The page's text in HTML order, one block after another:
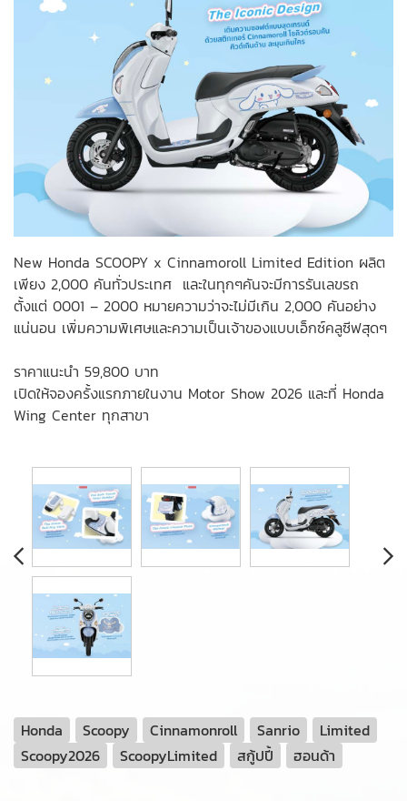
New Honda SCOOPY x Cinnamoroll Limited Edition ผลิต
เพียง 2,000 คันทั่วประเทศ และในทุกๆคันจะมีการรันเลขรถ
ตั้งแต่ 0001 – 2000 หมายความว่าจะไม่มีเกิน 2,000 คันอย่าง
แน่นอน เพิ่มความพิเศษและความเป็นเจ้าของแบบเอ็กซ์คลูซีฟสุดๆ
ราคาแนะนำ 59,800 บาท
เปิดให้จองครั้งแรกภายในงาน Motor Show 2026 และที่ Honda
Wing Center ทุกสาขา
Honda Scoopy Cinnamonroll Sanrio
Limited
Scoopy2026
ScoopyLimited สกู้ปปี้ ฮอนด้า